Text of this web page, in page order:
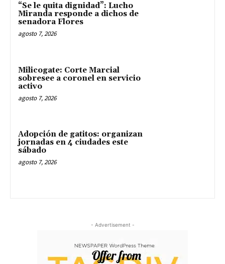
“Se le quita dignidad”: Lucho
Miranda responde a dichos de
senadora Flores
agosto 7, 2026
Milicogate: Corte Marcial
sobresee a coronel en servicio
activo
agosto 7, 2026
Adopción de gatitos: organizan
jornadas en 4 ciudades este
sábado
agosto 7, 2026
- Advertisement -